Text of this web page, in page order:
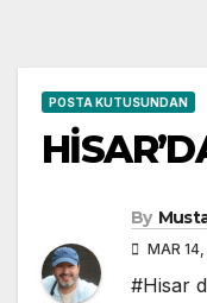
POSTA KUTUSUNDAN
By
MAR
#Hisar